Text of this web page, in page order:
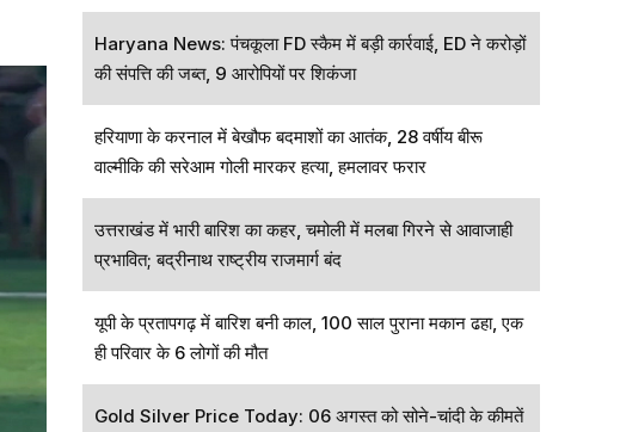
Haryana News: पंचकूला FD स्कैम में बड़ी कार्रवाई, ED ने करोड़ों
की संपत्ति की जब्त, 9 आरोपियों पर शिकंजा
हरियाणा के करनाल में बेखौफ बदमाशों का आतंक, 28 वर्षीय बीरू
वाल्मीकि की सरेआम गोली मारकर हत्या, हमलावर फरार
उत्तराखंड में भारी बारिश का कहर, चमोली में मलबा गिरने से आवाजाही
प्रभावित; बद्रीनाथ राष्ट्रीय राजमार्ग बंद
यूपी के प्रतापगढ़ में बारिश बनी काल, 100 साल पुराना मकान ढहा, एक
ही परिवार के 6 लोगों की मौत
Gold Silver Price Today: 06 अगस्त को सोने-चांदी के कीमतें